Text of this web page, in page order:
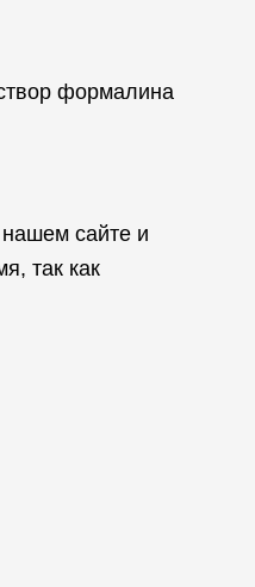
формалина
сайте и
так как